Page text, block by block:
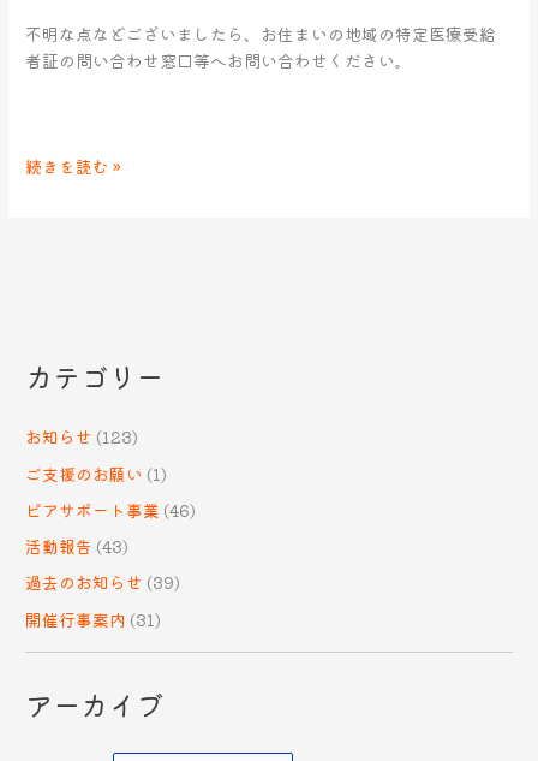
不明な点などございましたら、お住まいの地域の特定医療受給
者証の問い合わせ窓口等へお問い合わせください。
続きを読む »
カテゴリー
お知らせ (123)
ご支援のお願い (1)
ピアサポート事業 (46)
活動報告 (43)
過去のお知らせ (39)
開催行事案内 (31)
アーカイブ